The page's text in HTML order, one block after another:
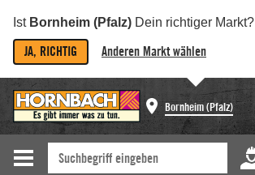
Ist Bornheim (Pfalz) Dein richtiger Markt?
JA, RICHTIG Anderen Markt wählen
Bornheim (Pfalz)